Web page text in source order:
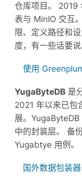
仓库项目。 2019
表与 MinIO 交互
限、定义路径和
度，有一些话要说
使用
YugaByteDB 是
2021 年以来已包
展。
中的封装层。 备
Yugabtye 用例。
国外数据包装器